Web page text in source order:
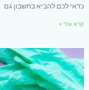
כדאי לכם להביא בחשבון גם
קרא עוד »